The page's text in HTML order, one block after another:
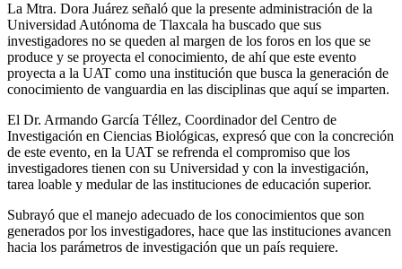
La Mtra. Dora Juárez señaló que la presente administración de la
Universidad Autónoma de Tlaxcala ha buscado que sus
investigadores no se queden al margen de los foros en los que se
produce y se proyecta el conocimiento, de ahí que este evento
proyecta a la UAT como una institución que busca la generación de
conocimiento de vanguardia en las disciplinas que aquí se imparten.
El Dr. Armando García Téllez, Coordinador del Centro de
Investigación en Ciencias Biológicas, expresó que con la concreción
de este evento, en la UAT se refrenda el compromiso que los
investigadores tienen con su Universidad y con la investigación,
tarea loable y medular de las instituciones de educación superior.
Subrayó que el manejo adecuado de los conocimientos que son
generados por los investigadores, hace que las instituciones avancen
hacia los parámetros de investigación que un país requiere.